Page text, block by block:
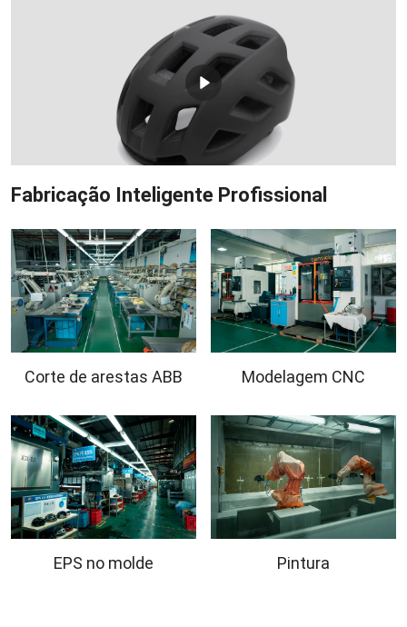
Fabricação Inteligente Profissional
Corte de arestas ABB Modelagem CNC
EPS no molde Pintura